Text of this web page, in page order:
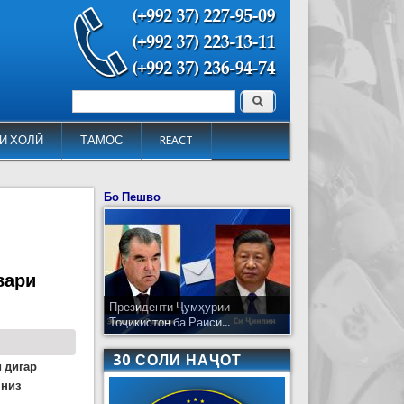
ХОЛӢ ТАМОС REACT
Форма поиска Поиск
Бо Пешво
Президенти Ҷумҳурии
Тоҷикистон ба Раиси...
30 СОЛИ НАҶОТ